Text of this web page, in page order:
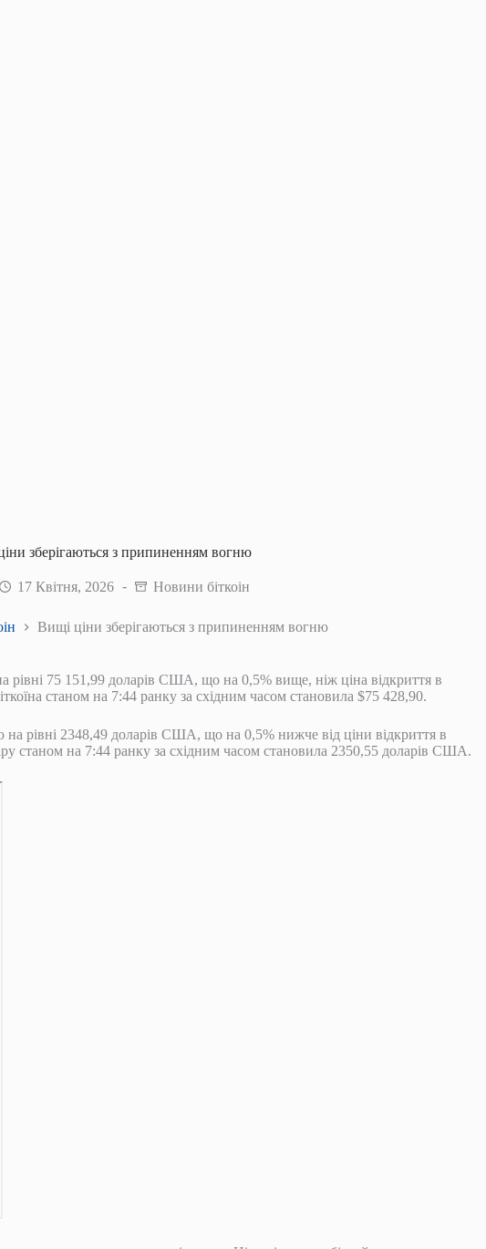
зберігаються з припиненням вогню
17 Квітня, 2026 Новини біткоін
Вищі ціни зберігаються з припиненням вогню
рівні 75 151,99 доларів США, що на 0,5% вище, ніж ціна відкриття в
станом на 7:44 ранку за східним часом становила $75 428,90.
на рівні 2348,49 доларів США, що на 0,5% нижче від ціни відкриття в
станом на 7:44 ранку за східним часом становила 2350,55 доларів США.